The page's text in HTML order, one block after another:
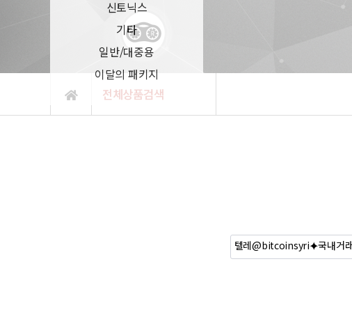
신토닉스
기타
일반/대중용
이달의 패키지
전체상품검색